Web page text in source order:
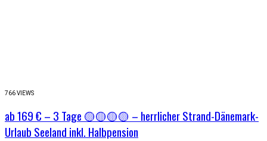
766 VIEWS
ab 169 € – 3 Tage 🟡🟡🟡🟡 – herrlicher Strand-Dänemark-
Urlaub Seeland inkl. Halbpension